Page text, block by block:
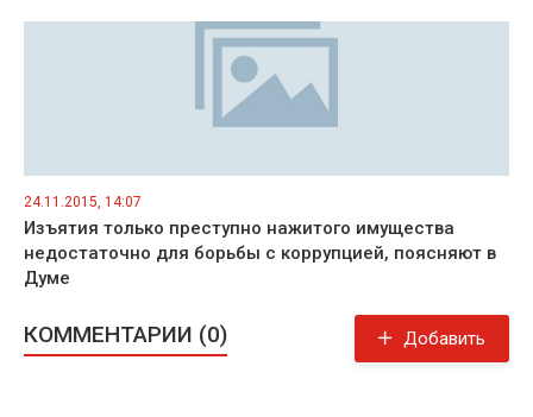
24.11.2015, 14:07
Изъятия только преступно нажитого имущества
недостаточно для борьбы с коррупцией, поясняют в
Думе
КОММЕНТАРИИ (0) Добавить